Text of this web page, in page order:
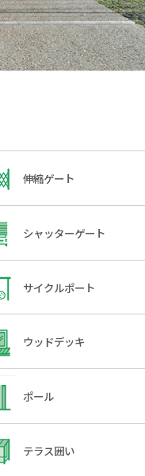
伸縮ゲート
シャッターゲート
サイクルポート
ウッドデッキ
ポール
テラス囲い